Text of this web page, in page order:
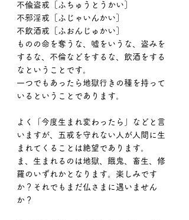
不偸盗戒［ふちゅうとうかい］
不邪淫戒［ふじゃいんかい］
不飲酒戒［ふおんじゅかい］
ものの命を奪うな、嘘をいうな、盗みを
するな、不倫などをするな、飲酒をする
なということです。
一つでもあったら地獄行きの種を持って
いるということであります。
よく「今度生まれ変わったら」などと言
いますが、五戒を守れない人が人間に生
まれてくることは絶望であります。
ま、生まれるのは地獄、餓鬼、畜生、修
羅のいずれかとなります。楽しみです
か？それでもまだ仏さまに遇いません
か？